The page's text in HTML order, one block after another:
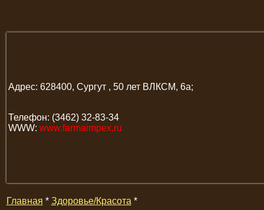
Адрес: 628400, Сургут , 50 лет ВЛКСМ, 6а;
Телефон: (3462) 32-83-34
WWW: www.farmaimpex.ru
Главная * Здоровье/Красота *